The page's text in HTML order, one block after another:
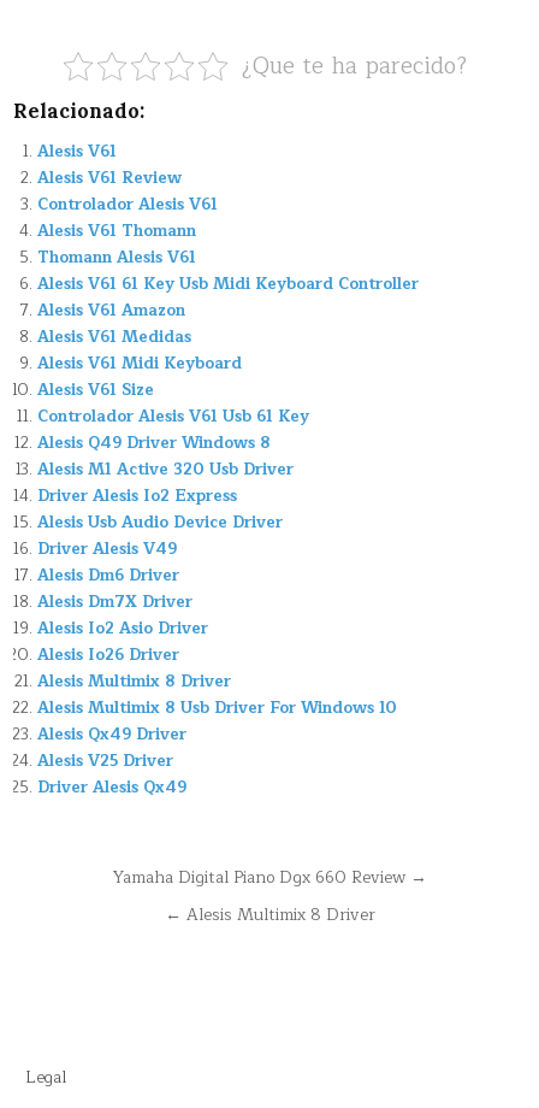
¿Que te ha parecido?
Relacionado:
Alesis V61
Alesis V61 Review
Controlador Alesis V61
Alesis V61 Thomann
Thomann Alesis V61
Alesis V61 61 Key Usb Midi Keyboard Controller
Alesis V61 Amazon
Alesis V61 Medidas
Alesis V61 Midi Keyboard
Alesis V61 Size
Controlador Alesis V61 Usb 61 Key
Alesis Q49 Driver Windows 8
Alesis M1 Active 320 Usb Driver
Driver Alesis Io2 Express
Alesis Usb Audio Device Driver
Driver Alesis V49
Alesis Dm6 Driver
Alesis Dm7X Driver
Alesis Io2 Asio Driver
Alesis Io26 Driver
Alesis Multimix 8 Driver
Alesis Multimix 8 Usb Driver For Windows 10
Alesis Qx49 Driver
Alesis V25 Driver
Driver Alesis Qx49
Navegación
Yamaha Digital Piano Dgx 660 Review →
← Alesis Multimix 8 Driver
Legal